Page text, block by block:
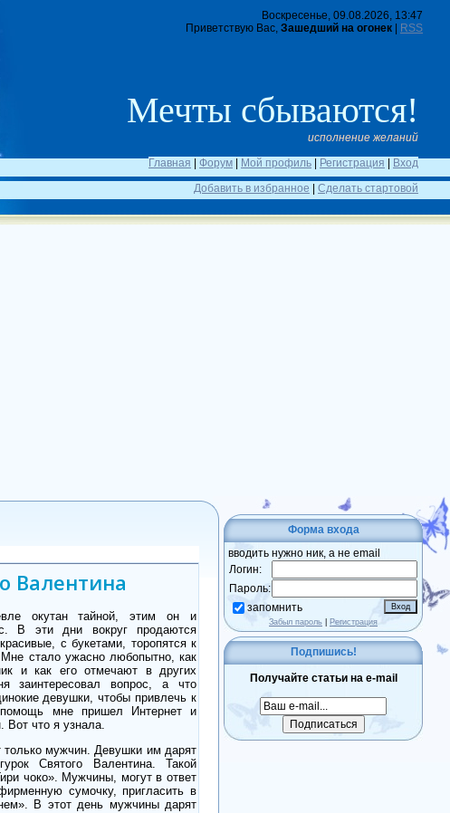
Воскресенье, 09.08.2026, 13:47
Приветствую Вас, Зашедший на огонек RSS
Мечты сбываются!
исполнение желаний
Главная
Форум Мой профиль Регистрация
Вход
Добавить в избранное
Сделать стартовой
Валентина
окутан тайной, этим он и
В эти дни вокруг продаются
с букетами, торопятся к
стало ужасно любопытно, как
и как его отмечают в других
заинтересовал вопрос, а что
девушки, чтобы привлечь к
мне пришел Интернет и
Вот что я узнала.
только мужчин. Девушки им дарят
Святого Валентина. Такой
чоко». Мужчины, могут в ответ
сумочку, пригласить в
В этот день мужчины дарят
Форма входа
вводить нужно ник, а не email
Логин:
Пароль:
запомнить
Забыл пароль Регистрация
Подпишись!
Получайте статьи на e-mail